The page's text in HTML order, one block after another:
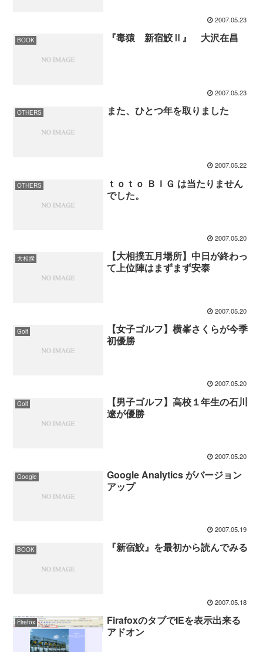
2007.05.23
BOOK 『毒猿 新宿鮫Ⅱ』 大沢在昌
2007.05.23
OTHERS また、ひとつ年を取りました
2007.05.22
OTHERS
ｔｏｔｏ ＢＩＧ は当たりません
でした。
2007.05.20
大相撲
【大相撲五月場所】中日が終わっ
て上位陣はまずまず安泰
2007.05.20
Golf
【女子ゴルフ】横峯さくらが今季
初優勝
2007.05.20
Golf
【男子ゴルフ】高校１年生の石川
遼が優勝
2007.05.20
Google
Google Analytics がバージョン
アップ
2007.05.19
BOOK 『新宿鮫』を最初から読んでみる
2007.05.18
Firefox
FirafoxのタブでIEを表示出来る
アドオン